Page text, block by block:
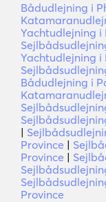
Bådudlejning i
Yachtudlejning i
Yachtudlejning i
Bådudlejning i
|
Province |
Province |
Province